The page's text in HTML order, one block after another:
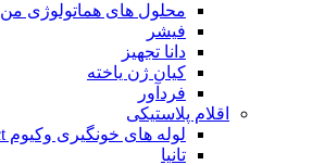
محلول های هماتولوژی من
فیشر
دانا تجهیز
کیان ژن یاخته
فردآور
اقلام پلاستیکی
لوله های خونگیری وکیوم Vaccuject
تانیا